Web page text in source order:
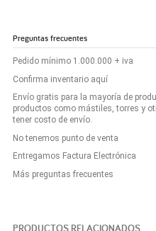
Preguntas frecuentes
Pedido mínimo 1.000.000 + iva
Confirma inventario aquí
Envío gratis para la mayoría de
productos como mástiles, torres y
tener costo de envío.
No tenemos punto de venta
Entregamos Factura Electrónica
Más preguntas frecuentes
PRODUCTOS RELACIONADOS